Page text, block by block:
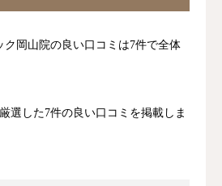
ン
ク岡山院の良い口コミは7件で全体
選した7件の良い口コミを掲載しま